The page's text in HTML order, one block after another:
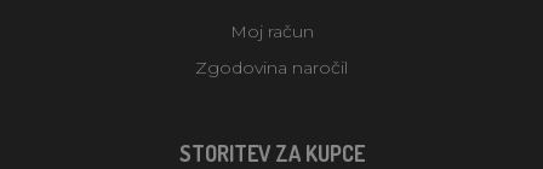
Moj račun
Zgodovina naročil
STORITEV ZA KUPCE